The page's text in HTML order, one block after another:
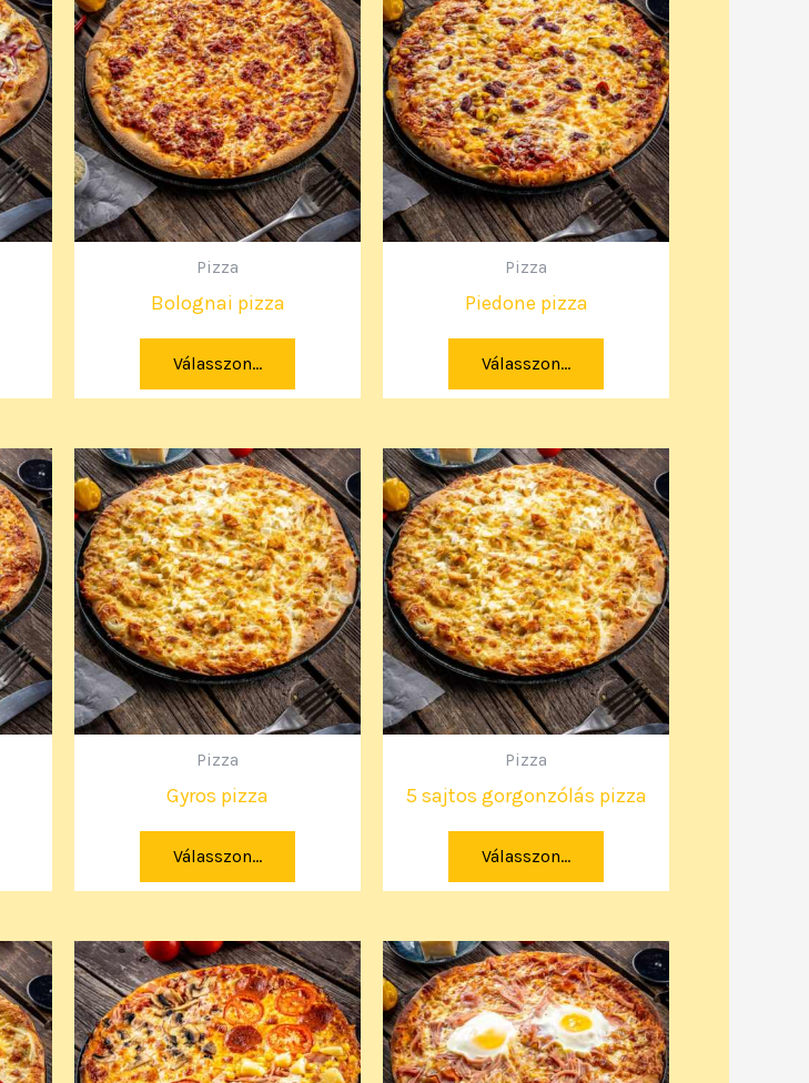
Pizza
Bolognai pizza
Válasszon...
Pizza
Piedone pizza
Válasszon...
Pizza
Gyros pizza
Válasszon...
Pizza
5 sajtos gorgonzólás pizza
Válasszon...